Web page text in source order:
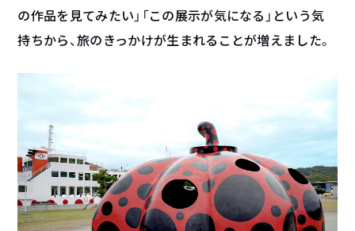
の作品を見てみたい」「この展示が気になる」という気
持ちから、旅のきっかけが生まれることが増えました。